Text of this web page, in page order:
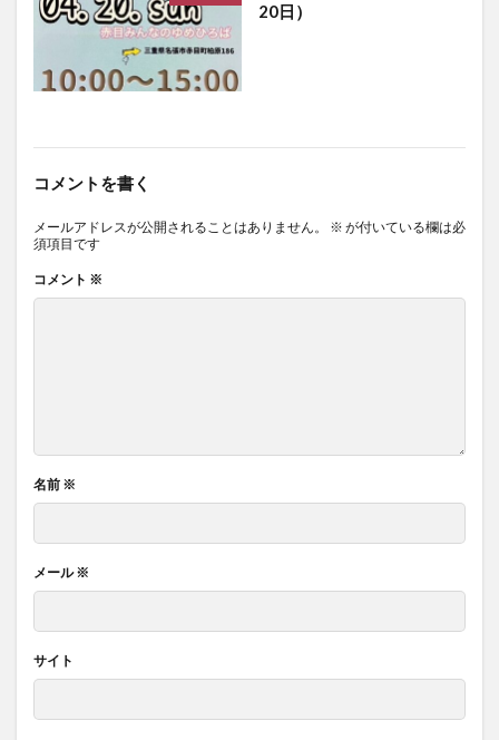
20日）
コメントを書く
メールアドレスが公開されることはありません。 ※ が付いている欄は必
須項目です
コメント ※
名前 ※
メール※
サイト